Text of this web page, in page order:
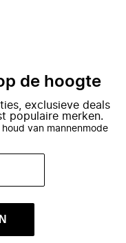
de hoogte
exclusieve deals
populaire merken.
houd van mannenmode